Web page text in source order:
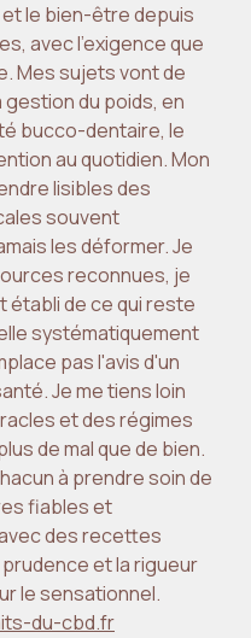
le bien-être depuis
avec l'exigence que
Mes sujets vont de
gestion du poids, en
bucco-dentaire, le
au quotidien. Mon
lisibles des
souvent
les déformer. Je
reconnues, je
établi de ce qui reste
systématiquement
pas l'avis d'un
Je me tiens loin
et des régimes
de mal que de bien.
à prendre soin de
fiables et
des recettes
et la rigueur
le sensationnel.
du-cbd.fr